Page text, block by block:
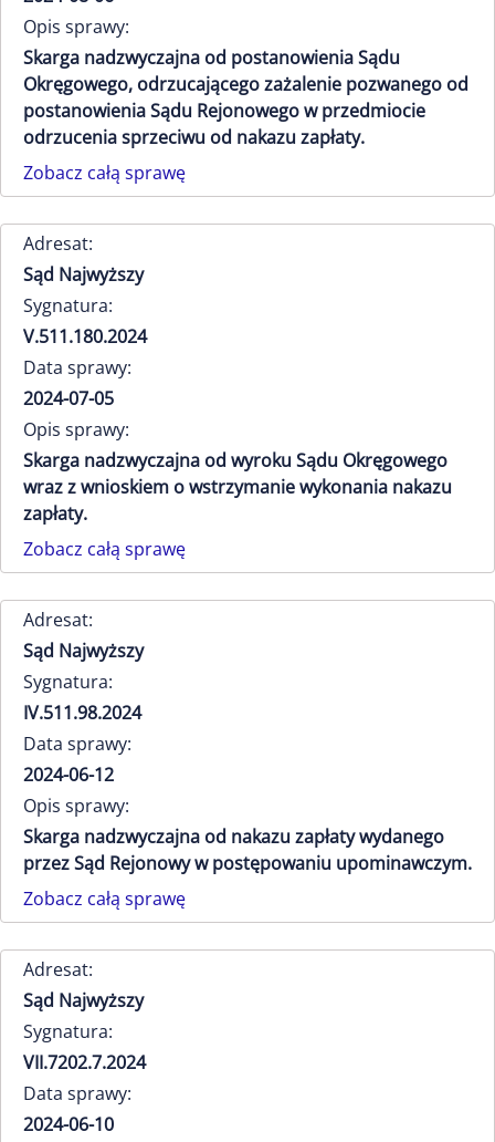
Opis sprawy:
Skarga nadzwyczajna od postanowienia Sądu
Okręgowego, odrzucającego zażalenie pozwanego od
postanowienia Sądu Rejonowego w przedmiocie
odrzucenia sprzeciwu od nakazu zapłaty.
Zobacz całą sprawę
Adresat:
Sąd Najwyższy
Sygnatura:
V.511.180.2024
Data sprawy:
2024-07-05
Opis sprawy:
Skarga nadzwyczajna od wyroku Sądu Okręgowego
wraz z wnioskiem o wstrzymanie wykonania nakazu
zapłaty.
Zobacz całą sprawę
Adresat:
Sąd Najwyższy
Sygnatura:
IV.511.98.2024
Data sprawy:
2024-06-12
Opis sprawy:
Skarga nadzwyczajna od nakazu zapłaty wydanego
przez Sąd Rejonowy w postępowaniu upominawczym.
Zobacz całą sprawę
Adresat:
Sąd Najwyższy
Sygnatura:
VII.7202.7.2024
Data sprawy:
2024-06-10